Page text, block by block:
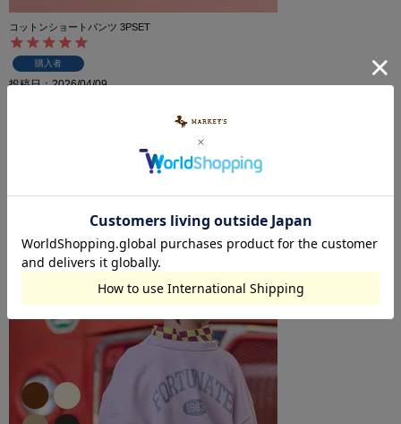
コットンショートパンツ 3PSET
購入者
投稿日 2026/04/09